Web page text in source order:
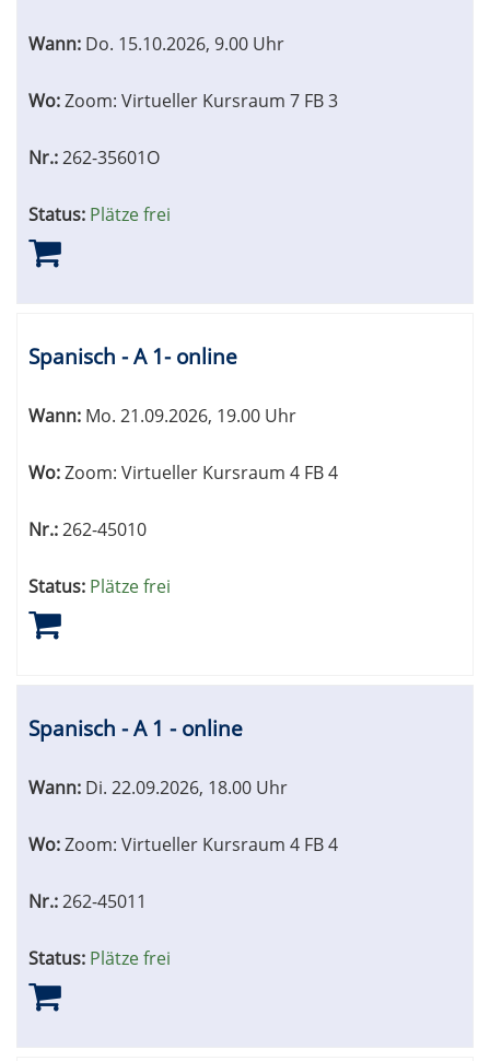
Wann: Do. 15.10.2026, 9.00 Uhr
Wo:Zoom: Virtueller Kursraum 7 FB 3
Nr.:262-35601O
Status: Plätze frei
Spanisch - A 1- online
Wann: Mo. 21.09.2026, 19.00 Uhr
Wo:Zoom: Virtueller Kursraum 4 FB 4
Nr.:262-45010
Status: Plätze frei
Spanisch - A 1 - online
Wann: Di. 22.09.2026, 18.00 Uhr
Wo:Zoom: Virtueller Kursraum 4 FB 4
Nr.:262-45011
Status: Plätze frei